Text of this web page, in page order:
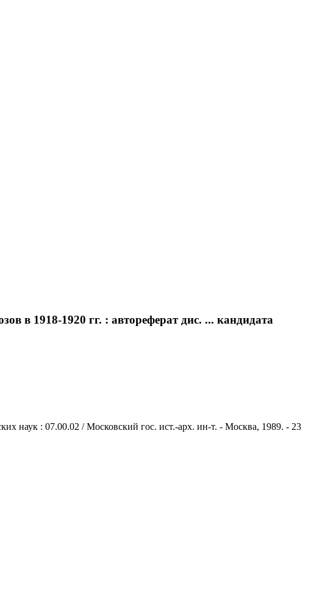
в 1918-1920 гг. : автореферат дис. ... кандидата
наук : 07.00.02 / Московский гос. ист.-арх. ин-т. - Москва, 1989. - 23